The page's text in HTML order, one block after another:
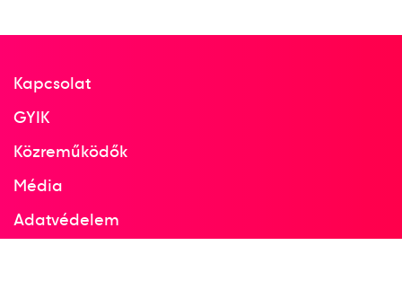
Kapcsolat
GYIK
Közreműködők
Média
Adatvédelem